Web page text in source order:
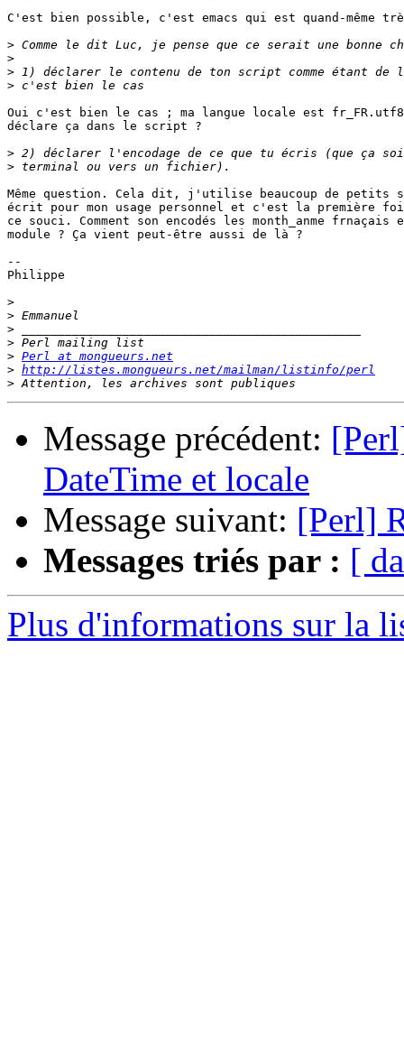
C'est bien possible, c'est emacs qui est quand-même
>
>
>
>
Oui c'est bien le cas ; ma langue locale est
déclare ça dans le script ?
>
>
Même question. Cela dit, j'utilise beaucoup de
écrit pour mon usage personnel et c'est la première
ce souci. Comment son encodés les month_anme frnaçais
module ? Ça vient peut-être aussi de là ?
--
Philippe
>
>
>
>
> Perl at mongueurs.net
> http://listes.mongueurs.net/mailman/listinfo/perl
>
Message précédent:
DateTime et locale
Message suivant: [Perl]
Messages triés par : [
Plus d'informations sur la